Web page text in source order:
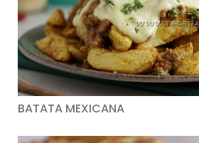
BATATA MEXICANA